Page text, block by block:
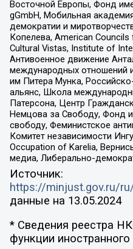
Восточной Европы, Фонд
gGmbH, Мобильная
демократии и
Копелева, American
Cultural Vistas, Institute of
Антивоенное движение
международных отношений
им Питера Мунка,
альянс, Школа
Патерсона, Центр
Немцова за Свободу, Фонд
свободу, Феминистское
Комитет независимости
Occupation of Karelia,
медиа, Либерально-
Источник:
https://minjust.gov.ru/
данные на 13.05.2024
* Сведения реестра
функции иностранного